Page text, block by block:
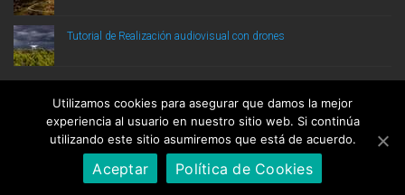
Llámanos Infórmate
Tutorial de Realización audiovisual con drones
DRONPROFESIONAL.COM ® Todos los derechos reservados.Aviso legal
Mapa del
Utilizamos cookies para asegurar que damos la mejor
experiencia al usuario en nuestro sitio web. Si continúa
utilizando este sitio asumiremos que está de acuerdo.
Aceptar Política de Cookies